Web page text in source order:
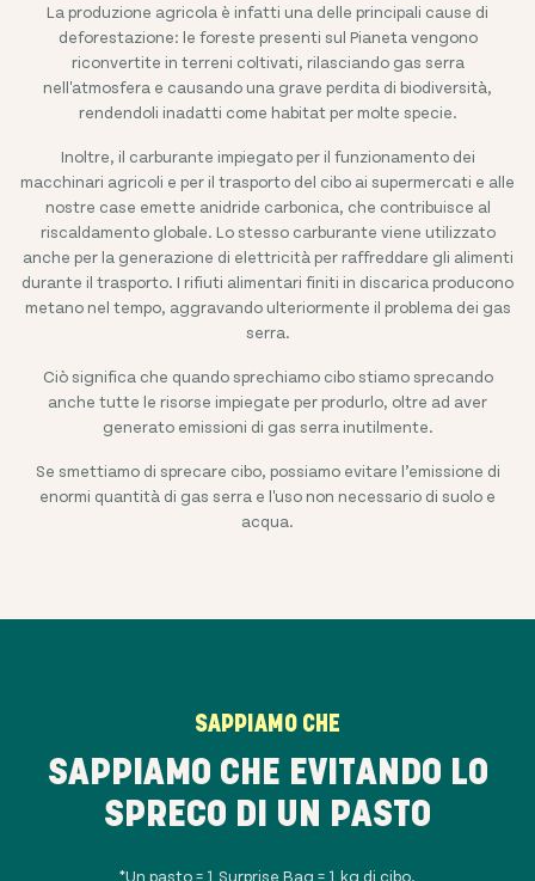
La produzione agricola è infatti una delle principali cause di
deforestazione: le foreste presenti sul Pianeta vengono
riconvertite in terreni coltivati, rilasciando gas serra
nell'atmosfera e causando una grave perdita di biodiversità,
rendendoli inadatti come habitat per molte specie.
Inoltre, il carburante impiegato per il funzionamento dei
macchinari agricoli e per il trasporto del cibo ai supermercati e alle
nostre case emette anidride carbonica, che contribuisce al
riscaldamento globale. Lo stesso carburante viene utilizzato
anche per la generazione di elettricità per raffreddare gli alimenti
durante il trasporto. I rifiuti alimentari finiti in discarica producono
metano nel tempo, aggravando ulteriormente il problema dei gas
serra.
Ciò significa che quando sprechiamo cibo stiamo sprecando
anche tutte le risorse impiegate per produrlo, oltre ad aver
generato emissioni di gas serra inutilmente.
Se smettiamo di sprecare cibo, possiamo evitare l’emissione di
enormi quantità di gas serra e l'uso non necessario di suolo e
acqua.
SAPPIAMO CHE
SAPPIAMO CHE EVITANDO LO
SPRECO DI UN PASTO
*Un pasto = 1 Surprise Bag = 1 kg di cibo.